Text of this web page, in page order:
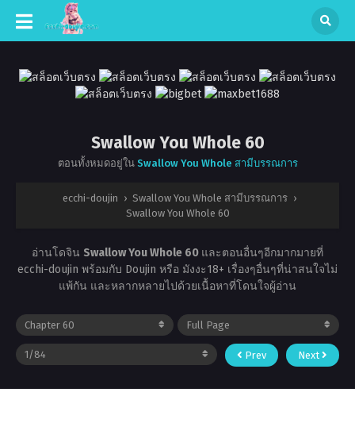
Swallow You Whole 60
ตอนทั้งหมดอยู่ใน Swallow You Whole สามีบรรณการ
ecchi-doujin › Swallow You Whole สามีบรรณการ ›
Swallow You Whole 60
อ่านโดจิน Swallow You Whole 60 และตอนอื่นๆอีกมากมายที่
ecchi-doujin พร้อมกับ Doujin หรือ มังงะ18+ เรื่องๆอื่นๆที่น่าสนใจไม่
แพ้กัน และหลากหลายไปด้วยเนื้อหาที่โดนใจผู้อ่าน
Prev Next